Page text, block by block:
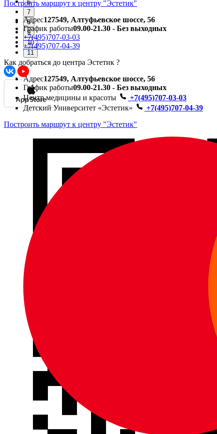
6
7
8
9
10
11
Построить маршрут к центру "Эстетик"
Адрес127549, Алтуфьевское шоссе, 56
График работы09.00-21.30 - Без выходных
+7(495)707-03-03
+7(495)707-04-39
Как добраться до центра Эстетик ?
Адрес127549, Алтуфьевское шоссе, 56
График работы09.00-21.30 - Без выходных
Центр медицины и красоты
+7(495)707-03-03
Детский Университет «Эстетик»
+7(495)707-04-39
Построить маршрут к центру "Эстетик"